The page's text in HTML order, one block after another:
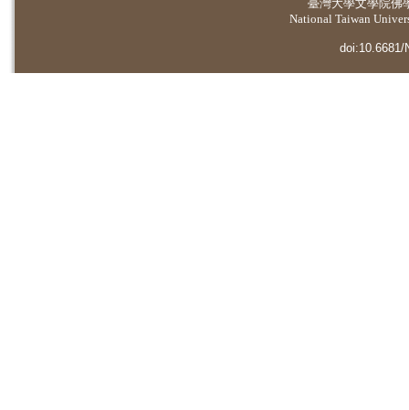
臺灣大學文學院佛
National Taiwan
doi:10.6681/